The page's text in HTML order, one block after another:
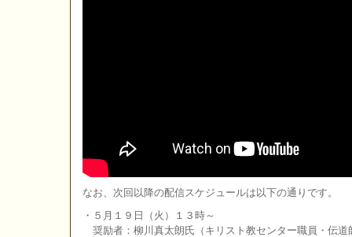
なお、次回以降の配信スケジュールは以下の通りです。
・５月１９日（火）１３時～
奨励者：柳川真太朗氏（キリスト教センター職員・伝道